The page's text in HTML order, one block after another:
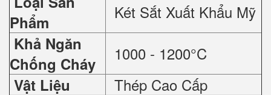
Phẩm
Két Sắt Xuất Khẩu Mỹ
Khả Ngăn
Chống Cháy
1000 - 1200°C
Vật Liệu Thép Cao Cấp